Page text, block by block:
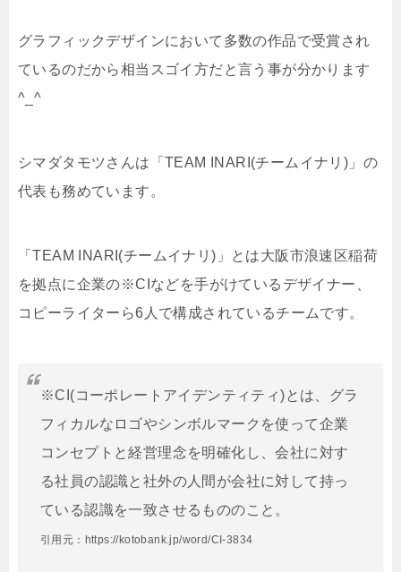
グラフィックデザインにおいて多数の作品で受賞され
ているのだから相当スゴイ方だと言う事が分かります
^_^
シマダタモツさんは「TEAM INARI(チームイナリ)」の
代表も務めています。
「TEAM INARI(チームイナリ)」とは大阪市浪速区稲荷
を拠点に企業の※CIなどを手がけているデザイナー、
コピーライターら6人で構成されているチームです。
※CI(コーポレートアイデンティティ)とは、グラ
フィカルなロゴやシンボルマークを使って企業
コンセプトと経営理念を明確化し、会社に対す
る社員の認識と社外の人間が会社に対して持っ
ている認識を一致させるもののこと。
引用元：https://kotobank.jp/word/CI-3834